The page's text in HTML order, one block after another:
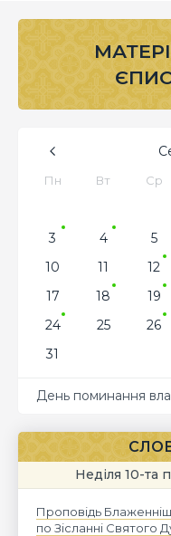
Пн Вт Ср
3
4 5
10
11 12
17
18 19
24
25 26
31
День поминання
Неділя 10-та
Проповідь
по Зісланні Святого